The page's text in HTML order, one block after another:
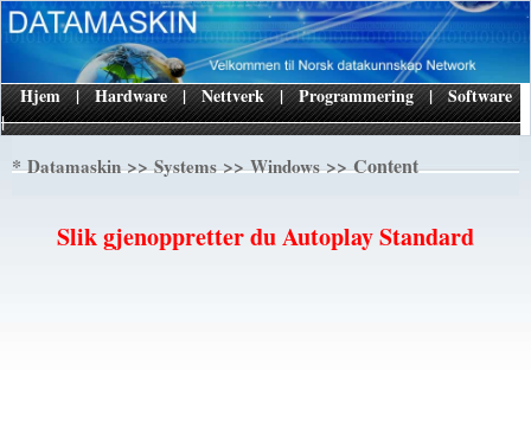
|
Hjem | Hardware | Nettverk | Programmering | Software
*Datamaskin>>Systems>>Windows>> Content
Slik gjenoppretter du Autoplay Standard